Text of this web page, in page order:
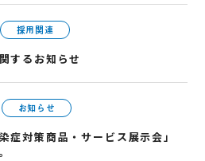
採用関連
するお知らせ
お知らせ
症対策商品・サービス展示会」